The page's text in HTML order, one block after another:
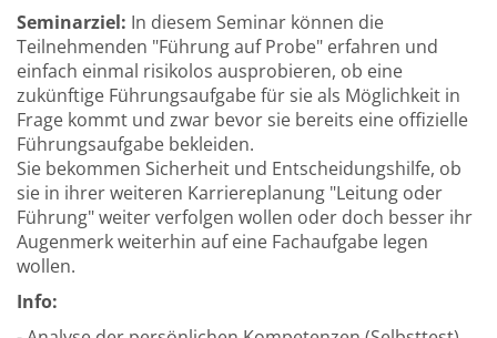
Seminarziel: In diesem Seminar können die
Teilnehmenden "Führung auf Probe" erfahren und
einfach einmal risikolos ausprobieren, ob eine
zukünftige Führungsaufgabe für sie als Möglichkeit in
Frage kommt und zwar bevor sie bereits eine offizielle
Führungsaufgabe bekleiden.
Sie bekommen Sicherheit und Entscheidungshilfe, ob
sie in ihrer weiteren Karriereplanung "Leitung oder
Führung" weiter verfolgen wollen oder doch besser ihr
Augenmerk weiterhin auf eine Fachaufgabe legen
wollen.
Info: